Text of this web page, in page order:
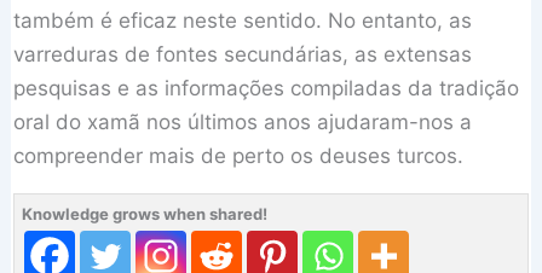
também é eficaz neste sentido. No entanto, as
varreduras de fontes secundárias, as extensas
pesquisas e as informações compiladas da tradição
oral do xamã nos últimos anos ajudaram-nos a
compreender mais de perto os deuses turcos.
Knowledge grows when shared!